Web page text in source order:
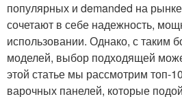
популярных и demanded на
сочетают в себе надежность,
использовании. Однако, с таким
моделей, выбор подходящей
этой статье мы рассмотрим топ-
варочных панелей, которые